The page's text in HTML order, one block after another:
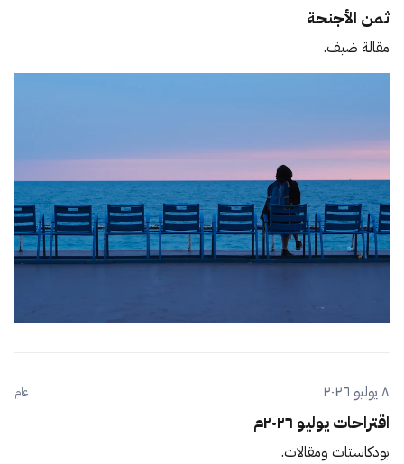
ثمن الأجنحة
مقالة ضيف.
٨ يوليو ٢٠٢٦ عام
اقتراحات يوليو ٢٠٢٦م
بودكاستات ومقالات.